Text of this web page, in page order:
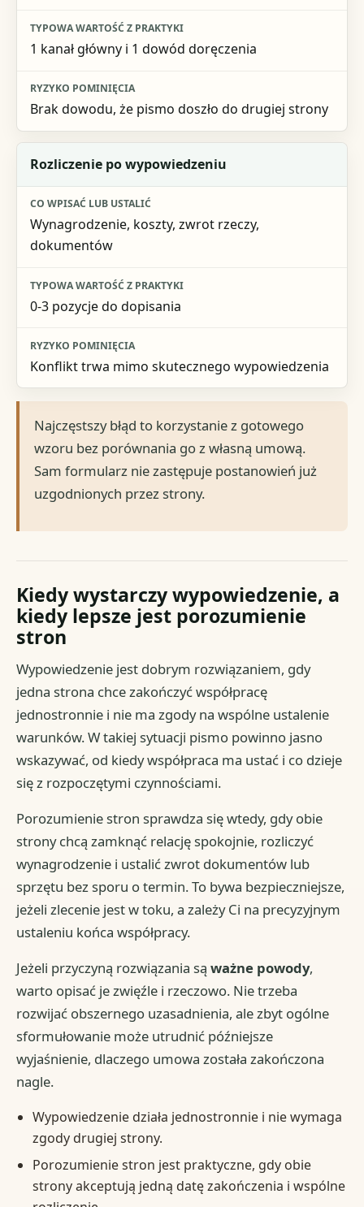
1 kanał główny i 1 dowód doręczenia
Brak dowodu, że pismo doszło do drugiej strony
Rozliczenie po wypowiedzeniu
Wynagrodzenie, koszty, zwrot rzeczy,
dokumentów
0-3 pozycje do dopisania
Konflikt trwa mimo skutecznego wypowiedzenia
Najczęstszy błąd to korzystanie z gotowego
wzoru bez porównania go z własną umową.
Sam formularz nie zastępuje postanowień już
uzgodnionych przez strony.
Kiedy wystarczy wypowiedzenie, a
kiedy lepsze jest porozumienie
stron
Wypowiedzenie jest dobrym rozwiązaniem, gdy
jedna strona chce zakończyć współpracę
jednostronnie i nie ma zgody na wspólne ustalenie
warunków. W takiej sytuacji pismo powinno jasno
wskazywać, od kiedy współpraca ma ustać i co dzieje
się z rozpoczętymi czynnościami.
Porozumienie stron sprawdza się wtedy, gdy obie
strony chcą zamknąć relację spokojnie, rozliczyć
wynagrodzenie i ustalić zwrot dokumentów lub
sprzętu bez sporu o termin. To bywa bezpieczniejsze,
jeżeli zlecenie jest w toku, a zależy Ci na precyzyjnym
ustaleniu końca współpracy.
Jeżeli przyczyną rozwiązania sąważne powody,
warto opisać je zwięźle i rzeczowo. Nie trzeba
rozwijać obszernego uzasadnienia, ale zbyt ogólne
sformułowanie może utrudnić późniejsze
wyjaśnienie, dlaczego umowa została zakończona
nagle.
Wypowiedzenie działa jednostronnie i nie wymaga
zgody drugiej strony.
Porozumienie stron jest praktyczne, gdy obie
strony akceptują jedną datę zakończenia i wspólne